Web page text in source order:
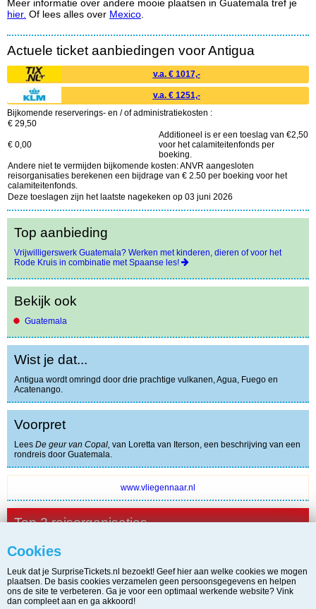
Top aanbieding
Vrijwilligerswerk Guatemala? Werken met kinderen, dieren of voor het
Rode Kruis in combinatie met Spaanse les!
Bekijk ook
Guatemala
Wist je dat...
Antigua wordt omringd door drie prachtige vulkanen, Agua, Fuego en
Acatenango.
Voorpret
Lees De geur van Copal, van Loretta van Iterson, een beschrijving van een
rondreis door Guatemala.
Meer informatie over andere mooie plaatsen in Guatemala tref je
hier. Of lees alles over Mexico.
Actuele ticket aanbiedingen voor Antigua
v.a. € 1017,-
v.a. € 1251,-
Bijkomende reserverings- en / of administratiekosten :
€ 29,50
€ 0,00
Additioneel is er een toeslag van €2,50
voor het calamiteitenfonds per
boeking.
Andere niet te vermijden bijkomende kosten: ANVR aangesloten
reisorganisaties berekenen een bijdrage van € 2.50 per boeking voor het
calamiteitenfonds.
Deze toeslagen zijn het laatste nagekeken op 03 juni 2026
www.vliegennaar.nl
Top 2 reisorganisaties
Vliegennaar.nl
Cookies
Leuk dat je SurpriseTickets.nl bezoekt! Geef hier aan welke cookies we mogen
plaatsen. De basis cookies verzamelen geen persoonsgegevens en helpen
ons de site te verbeteren. Ga je voor een optimaal werkende website? Vink
dan compleet aan en ga akkoord!